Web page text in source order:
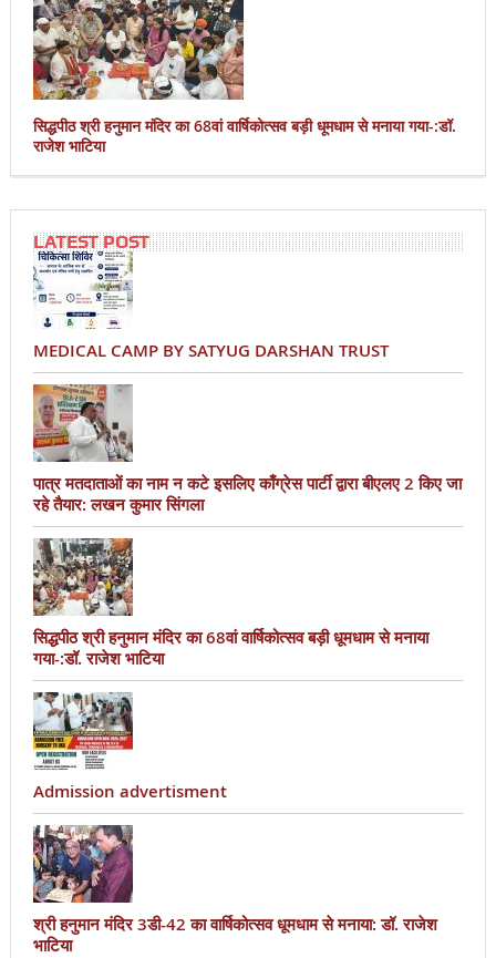
सिद्धपीठ श्री हनुमान मंदिर का 68वां वार्षिकोत्सव बड़ी धूमधाम से मनाया गया-:डॉ.
राजेश भाटिया
LATEST POST
MEDICAL CAMP BY SATYUG DARSHAN TRUST
पात्र मतदाताओं का नाम न कटे इसलिए काँग्रेस पार्टी द्वारा बीएलए 2 किए जा
रहे तैयार: लखन कुमार सिंगला
सिद्धपीठ श्री हनुमान मंदिर का 68वां वार्षिकोत्सव बड़ी धूमधाम से मनाया
गया-:डॉ. राजेश भाटिया
Admission advertisment
श्री हनुमान मंदिर 3डी-42 का वार्षिकोत्सव धूमधाम से मनाया: डॉ. राजेश
भाटिया